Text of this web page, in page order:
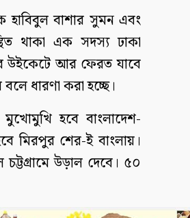
হাবিবুল বাশার সুমন এবং
থাকা এক সদস্য ঢাকা
উইকেটে আর ফেরত যাবে
ধারণা করা হচ্ছে।
হবে বাংলাদেশ-
মিরপুর শের-ই বাংলায়।
উড়াল দেবে। ৫০